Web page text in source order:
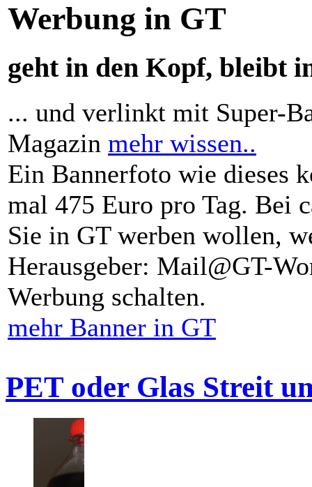
Werbung in GT
geht in den Kopf, bleibt
... und verlinkt mit Super-
Magazin mehr wissen..
Ein Bannerfoto wie dieses
mal 475 Euro pro Tag. Bei
Sie in GT werben wollen,
Herausgeber: Mail@GT-
Werbung schalten.
mehr Banner in GT
PET oder Glas Streit